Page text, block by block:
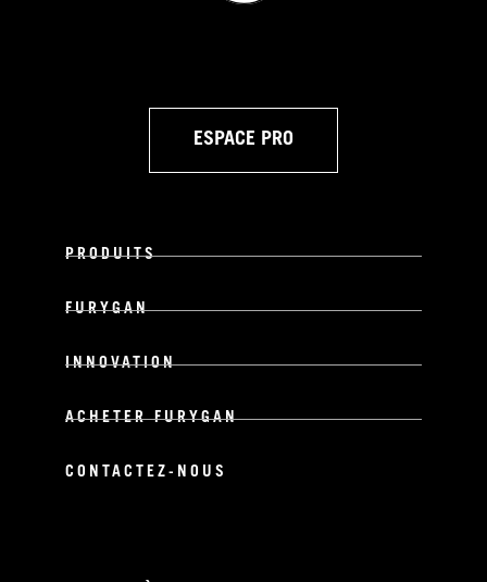
ESPACE PRO
PRODUITS
FURYGAN
INNOVATION
ACHETER FURYGAN
CONTACTEZ-NOUS